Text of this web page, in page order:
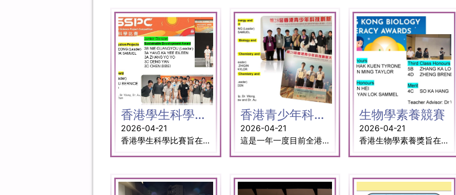
香港學生科學比賽
2026-04-21
香港學生科學比賽旨在提高青年對科學和科技的興趣，透過對科學和科技的探索，以及創新應用來激發他們的創意和科學頭腦，啟導他們的科技才能，為社會創新帶來創意點子。 獎項： 冠軍: 高中組研究項目 參賽同學： 5D楊鍵鏘 (隊長) 5C莊恩樂 5C廖思嘉 5D周柏恒 5D洪一鳴 社會創新大賞 參賽同學： 5B李樂儀 (隊長) 4A林菁渝 5B張嘉璐 初級組: 可持續發展大賞 3B聶光佑 (隊長) 3A楊嘉懿 3A張芷柔 3C陳思貝 3C鄧雁 指導老師： 葉婉如老師 王子揚博士 區俊傑 博士 余思進老師 羅納禧老師 譚以諒老師
香港青少年科技創新大賽
2026-04-21
這是一年一度目前全港最大規模的學界科學盛事，希望提高青少年對STEAM的興趣及綜合科技素質，培育21世紀所需要的科技創新人才，迎接未來世界的挑戰。 獎項： 高中組: 能源及環境科學一等獎 參賽同學： 5D楊鍵鏘 (隊長) 5C莊恩樂 5D周柏恒 高中組: 化學及材料優異獎 參賽同學： 4C張辰露(隊長) 4A沈之覃 4C吳晉銘 高中組:生物及健康優異獎 5B李樂儀 初中組:化學及材料優異獎 3B聶光佑 (隊長) 3A楊嘉懿 3C鄧雁 指導老師： 葉婉如老師 王子揚博士 譚以諒老師 余思進老師 羅納禧老師 區俊傑 博士
生物學素養競賽
2026-04-21
香港生物學素養獎旨在推廣生物學學生的學習品德。除了為初賽測試所準備的知識外，學生還需在 30 分鐘內準備一份最新的科學主題的簡報，十分緊張刺激。 獎項： 一等獎 4C吳晉銘 5D陳澤權 二等獎 5B朱汶禧 5C莊恩樂 三等獎 5B張嘉璐 4D鄭玉婷 優異獎 4C 蘇家恆 指導老師：王子揚博士